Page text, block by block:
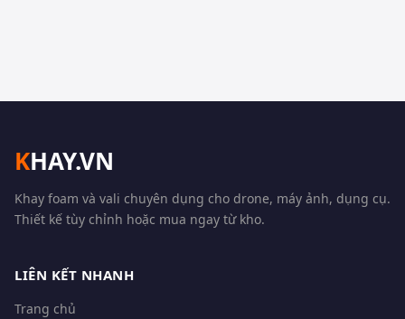
KHAY.VN
Khay foam và vali chuyên dụng cho drone, máy ảnh, dụng cụ.
Thiết kế tùy chỉnh hoặc mua ngay từ kho.
LIÊN KẾT NHANH
Trang chủ